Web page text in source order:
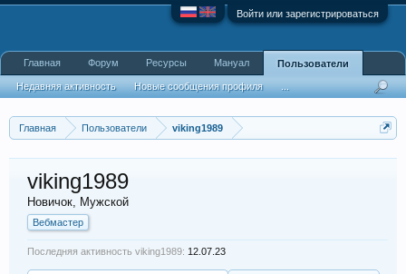
Войти или зарегистрироваться
Главная Пользователи viking1989
viking1989
Новичок, Мужской
Вебмастер
Последняя активность viking1989: 12.07.23
Главная Форум Ресурсы Мануал Пользователи
Недавняя активность Новые сообщения профиля